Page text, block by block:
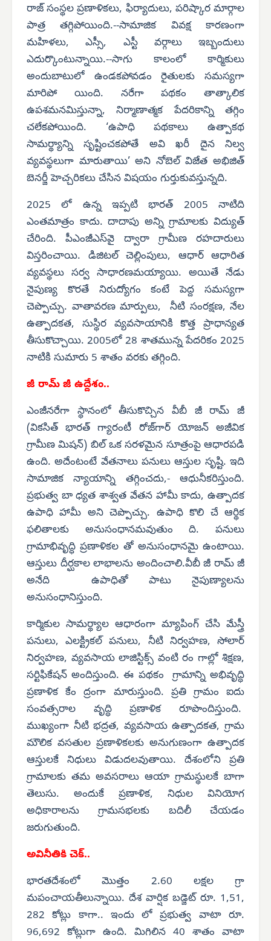
రాజ్ సంస్థల ప్రణాళికలు, ఫిర్యాదులు, పరిష్కార మార్గాల
పాత్ర తగ్గిపోయింది.--సామాజిక వివక్ష కారణంగా
మహిళలు, ఎస్సీ, ఎస్టీ వర్గాలు ఇబ్బందులు
ఎదుర్కొంటున్నాయి.--సాగు కాలంలో కార్మికులు
అందుబాటులో ఉండకపోవడం రైతులకు సమస్యగా
మారిపో యింది. నరేగా పథకం తాత్కాలిక
ఉపశమనమిస్తున్నా, నిర్మాణాత్మక పేదరికాన్ని తగ్గిం
చలేకపోయింది. ‘ఉపాధి పథకాలు ఉత్పాకథ
సామర్థ్యాన్ని సృష్టించకపోతే అవి ఖరీ దైన నిల్వ
వ్యవస్థలుగా మారుతాయి’ అని నోబెల్ విజేత అభిజిత్
బెనర్జీ హెచ్చరికలు చేసిన విషయం గుర్తుకువస్తున్నది.
2025 లో ఉన్న ఇప్పటి భారత్ 2005 నాటిది
ఎంతమాత్రం కాదు. దాదాపు అన్ని గ్రామాలకు విద్యుత్
చేరింది. పీఎంజీఎస్‌వై ద్వారా గ్రామీణ రహదారులు
విస్తరించాయి. డిజిటల్ చెల్లింపులు, ఆధార్ ఆధారిత
వ్యవస్థలు సర్వ సాధారణమయ్యాయి. అయితే నేడు
నైపుణ్య కొరతే నిరుద్యోగం కంటే పెద్ద సమస్యగా
చెప్పొచ్చు. వాతావరణ మార్పులు, నీటి సంరక్షణ, నేల
ఉత్పాదకత, సుస్థిర వ్యవసాయానికి కొత్త ప్రాధాన్యత
తీసుకొచ్చాయి. 2005లో 28 శాతమున్న పేదరికం 2025
నాటికి సుమారు 5 శాతం వరకు తగ్గింది.
జీ రామ్ జీ ఉద్దేశం..
ఎంజీనరేగా స్థానంలో తీసుకొచ్చిన వీబీ జీ రామ్ జీ
(వికసిత్ భారత్ గ్యారంటీ రోజ్‌గార్ యోజన్ అజీవిక
గ్రామీణ మిషన్) బిల్ ఒక సరళమైన సూత్రంపై ఆధారపడి
ఉంది. అదేంటంటే వేతనాలు పనులు ఆస్తుల సృష్టి. ఇది
సామాజిక న్యాయాన్ని తగ్గించదు,- ఆధునీకరిస్తుంది.
ప్రభుత్వ బా ధ్యత శాశ్వత వేతన హామీ కాదు, ఉత్పాదక
ఉపాధి హామీ అని చెప్పొచ్చు. ఉపాధి కొలి చే ఆర్థిక
ఫలితాలకు అనుసంధానమవుతుం ది. పనులు
గ్రామాభివృద్ధి ప్రణాళికల తో అనుసంధానమై ఉంటాయి.
ఆస్తులు దీర్ఘకాల లాభాలను అందించాలి.వీబీ జీ రామ్ జీ
అనేది ఉపాధితో పాటు నైపుణ్యాలను
అనుసంధానిస్తుంది.
కార్మికుల సామర్థ్యాల ఆధారంగా మ్యాపింగ్ చేసి మేస్త్రీ
పనులు, ఎలక్ట్రికల్ పనులు, నీటి నిర్వహణ, సోలార్
నిర్వహణ, వ్యవసాయ లాజిస్టిక్స్ వంటి రం గాల్లో శిక్షణ,
సర్టిఫికేషన్ అందిస్తుంది. ఈ పథకం గ్రామాన్ని అభివృద్ధి
ప్రణాళిక కేం ద్రంగా మారుస్తుంది. ప్రతి గ్రామం ఐదు
సంవత్సరాల వృద్ధి ప్రణాళిక రూపొందిస్తుంది.
ముఖ్యంగా నీటి భద్రత, వ్యవసాయ ఉత్పాదకత, గ్రామ
మౌలిక వసతుల ప్రణాళికలకు అనుగుణంగా ఉత్పాదక
ఆస్తులకే నిధులు విడుదలవుతాయి. దేశంలోని ప్రతి
గ్రామాలకు తమ అవసరాలు ఆయా గ్రామస్థులకే బాగా
తెలుసు. అందుకే ప్రణాళిక, నిధుల వినియోగ
అధికారాలను గ్రామసభలకు బదిలీ చేయడం
జరుగుతుంది.
అవినీతికి చెక్..
భారతదేశంలో మొత్తం 2.60 లక్షల గ్రా
మపంచాయతీలున్నాయి. దేశ వార్షిక బడ్జెట్ రూ. 1,51,
282 కోట్లు కాగా.. ఇందు లో ప్రభుత్వ వాటా రూ.
96,692 కోట్లుగా ఉంది. మిగిలిన 40 శాతం వాటా